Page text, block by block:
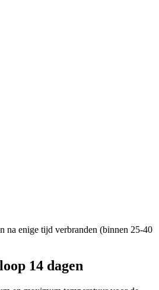
na enige tijd verbranden (binnen 25-40
14 dagen